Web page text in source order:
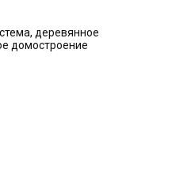
деревянное
домостроение